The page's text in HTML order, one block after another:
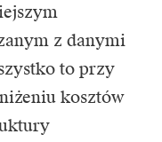
z danymi
to przy
kosztów